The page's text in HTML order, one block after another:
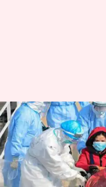
कोरोना वायरस
समय लगता है?
लेखन प्रमोद कुमार May 19, 2020
क्या है खबर?